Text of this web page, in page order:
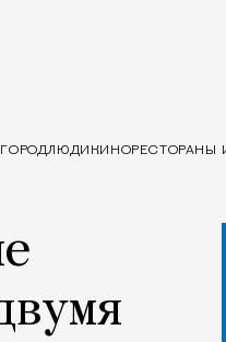
ГОРОДЛЮДИ КИНОРЕСТОРАНЫ